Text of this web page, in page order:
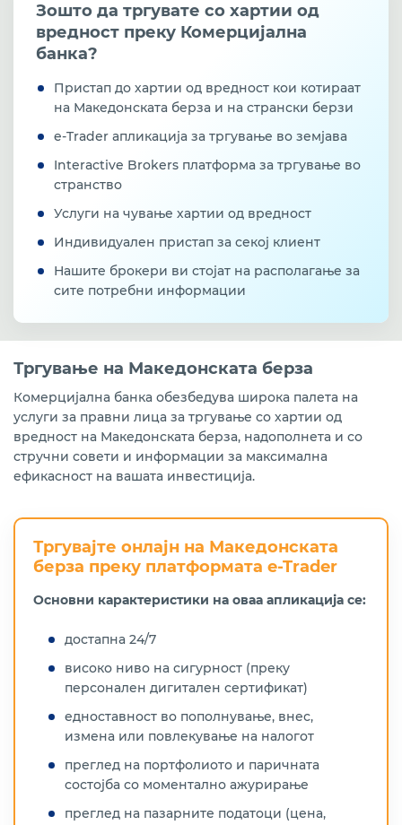
Зошто да тргувате со хартии од
вредност преку Комерцијална
банка?
Пристап до хартии од вредност кои котираат
на Македонската берза и на странски берзи
e-Tradеr апликација за тргување во земјава
Interactive Brokers платформа за тргување во
странство
Услуги на чување хартии од вредност
Индивидуален пристап за секој клиент
Нашите брокери ви стојат на располагање за
сите потребни информации
Тргување на Македонската берза
Комерцијална банка обезбедува широка палета на
услуги за правни лица за тргување со хартии од
вредност на Македонската берза, надополнета и со
стручни совети и информации за максимална
ефикасност на вашата инвестиција.
Тргувајте онлајн на Македонската
берза преку платформата e-Trader
Основни карактеристики на оваа апликација се:
достапна 24/7
високо ниво на сигурност (преку
персонален дигитален сертификат)
едноставност во пополнување, внес,
измена или повлекување на налогот
преглед на портфолиото и паричната
состојба со моментално ажурирање
преглед на пазарните податоци (цена,